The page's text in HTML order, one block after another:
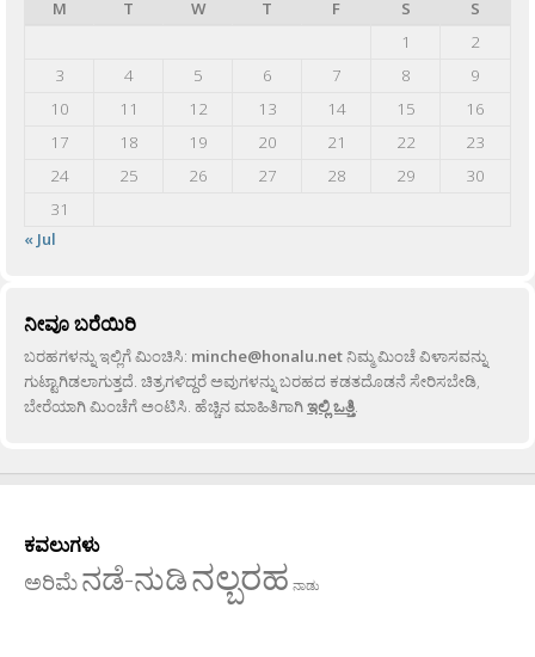
M
T W T F S
S
1
2
3
4 5 6 7 8
9
10
11 12 13 14 15
16
17
18 19 20 21 22
23
24
25 26 27 28 29
30
31
« Jul
ನೀವೂ ಬರೆಯಿರಿ
ಬರಹಗಳನ್ನು ಇಲ್ಲಿಗೆ ಮಿಂಚಿಸಿ: minche@honalu.netನಿಮ್ಮ ಮಿಂಚೆ ವಿಳಾಸವನ್ನು
ಗುಟ್ಟಾಗಿಡಲಾಗುತ್ತದೆ. ಚಿತ್ರಗಳಿದ್ದರೆ ಅವುಗಳನ್ನು ಬರಹದ ಕಡತದೊಡನೆ ಸೇರಿಸಬೇಡಿ,
ಬೇರೆಯಾಗಿ ಮಿಂಚೆಗೆ ಅಂಟಿಸಿ. ಹೆಚ್ಚಿನ ಮಾಹಿತಿಗಾಗಿಇಲ್ಲಿ ಒತ್ತಿ.
ಕವಲುಗಳು
ಅರಿಮೆನಡೆ-ನುಡಿನಲ್ಬರಹ ನಾಡು